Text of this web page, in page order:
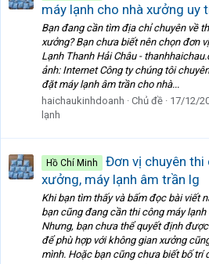
máy lạnh cho nhà xưởng uy
Bạn đang cần tìm địa chỉ chuyên về
xưởng? Bạn chưa biết nên chọn đơn
Lạnh Thanh Hải Châu -
ảnh: Internet Công ty chúng tôi
đặt máy lạnh âm trần cho nhà...
haichaukinhdoanh
Chủ đề 17/12/
lạnh
Hồ Chí Minh
Đơn vị chuyên thi
xưởng, máy lạnh âm trần lg
Khi bạn tìm thấy và bấm đọc bài viết
bạn cũng đang cần thi công máy
Nhưng, bạn chưa thể quyết định
để phù hợp với không gian xưởng
mình. Hoặc bạn cũng chưa biết bố trí